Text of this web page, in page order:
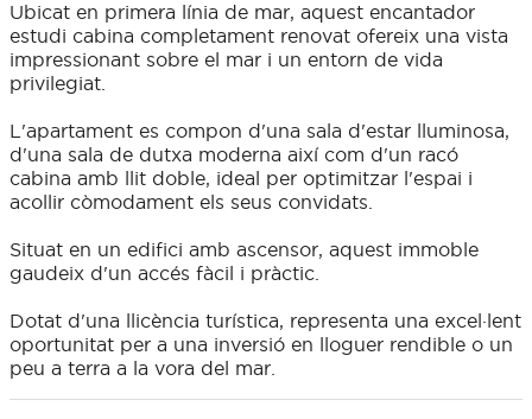
Ubicat en primera línia de mar, aquest encantador
estudi cabina completament renovat ofereix una vista
impressionant sobre el mar i un entorn de vida
privilegiat.
L'apartament es compon d'una sala d'estar lluminosa,
d'una sala de dutxa moderna així com d'un racó
cabina amb llit doble, ideal per optimitzar l'espai i
acollir còmodament els seus convidats.
Situat en un edifici amb ascensor, aquest immoble
gaudeix d'un accés fàcil i pràctic.
Dotat d'una llicència turística, representa una excel·lent
oportunitat per a una inversió en lloguer rendible o un
peu a terra a la vora del mar.